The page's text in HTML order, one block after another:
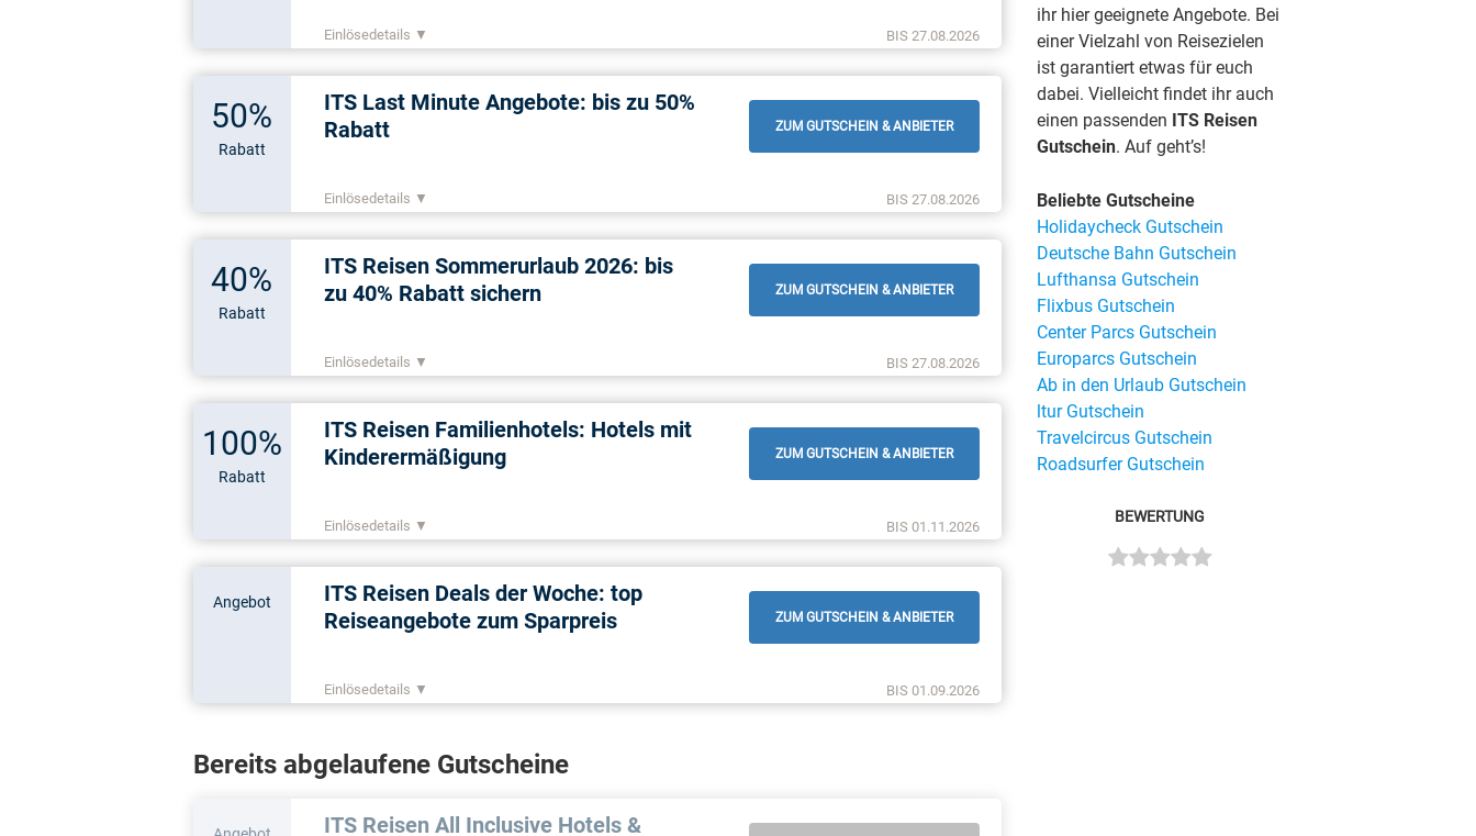
BIS 27.08.2026
Einlösedetails ▼
50%
Rabatt
ITS Last Minute Angebote: bis zu 50%
Rabatt
ZUM GUTSCHEIN & ANBIETER
BIS 27.08.2026
Einlösedetails ▼
40%
Rabatt
ITS Reisen Sommerurlaub 2026: bis
zu 40% Rabatt sichern
ZUM GUTSCHEIN & ANBIETER
BIS 27.08.2026
Einlösedetails ▼
100%
Rabatt
ITS Reisen Familienhotels: Hotels mit
Kinderermäßigung
ZUM GUTSCHEIN & ANBIETER
BIS 01.11.2026
Einlösedetails ▼
Angebot
ITS Reisen Deals der Woche: top
Reiseangebote zum Sparpreis
ZUM GUTSCHEIN & ANBIETER
BIS 01.09.2026
Einlösedetails ▼
Bereits abgelaufene Gutscheine
ITS Reisen All Inclusive Hotels &
ihr hier geeignete Angebote. Bei
einer Vielzahl von Reisezielen
ist garantiert etwas für euch
dabei. Vielleicht findet ihr auch
einen passenden ITS Reisen
Gutschein. Auf geht’s!
Beliebte Gutscheine
Holidaycheck Gutschein
Deutsche Bahn Gutschein
Lufthansa Gutschein
Flixbus Gutschein
Center Parcs Gutschein
Europarcs Gutschein
Ab in den Urlaub Gutschein
ltur Gutschein
Travelcircus Gutschein
Roadsurfer Gutschein
BEWERTUNG